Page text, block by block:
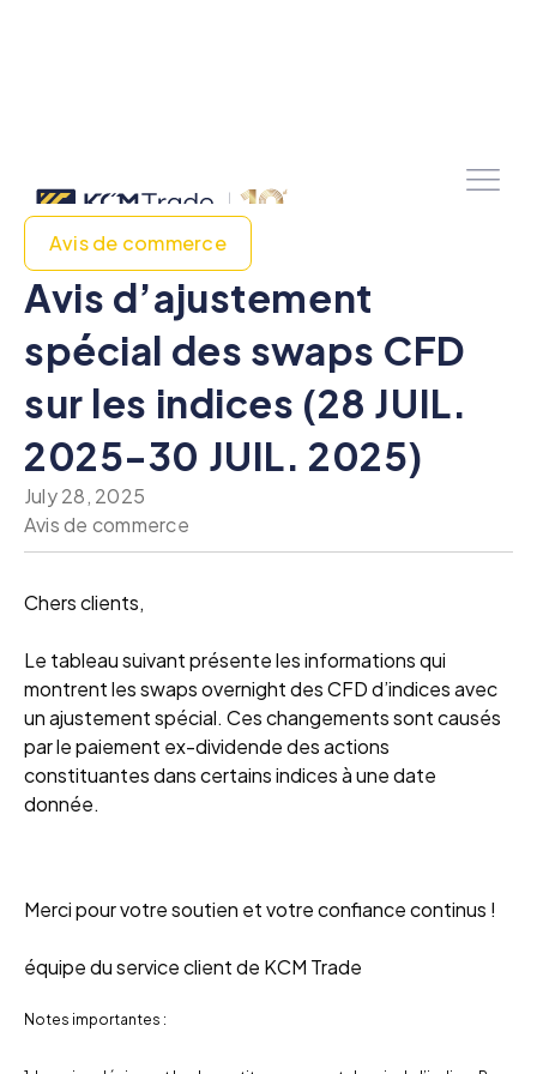
Avis de commerce
Avis d’ajustement
spécial des swaps CFD
sur les indices (28 JUIL.
2025-30 JUIL. 2025)
July 28, 2025
Avis de commerce
Chers clients,
Le tableau suivant présente les informations qui
montrent les swaps overnight des CFD d’indices avec
un ajustement spécial. Ces changements sont causés
par le paiement ex-dividende des actions
constituantes dans certains indices à une date
donnée.
Merci pour votre soutien et votre confiance continus !
équipe du service client de KCM Trade
Notes importantes :